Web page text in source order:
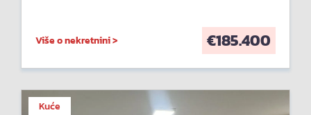
Više o nekretnini > €185.400
Kuće